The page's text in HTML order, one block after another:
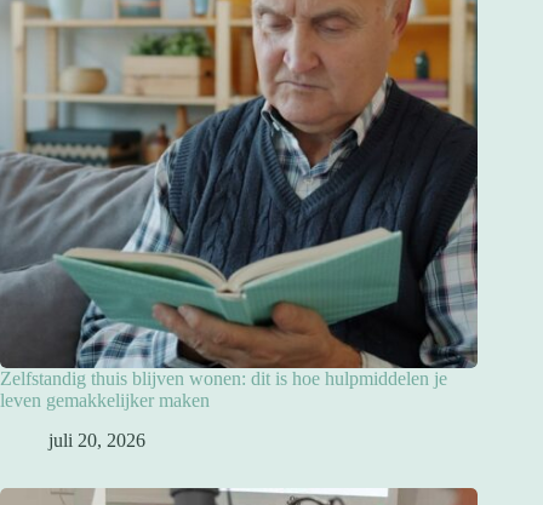
Zelfstandig thuis blijven wonen: dit is hoe hulpmiddelen je
leven gemakkelijker maken
juli 20, 2026